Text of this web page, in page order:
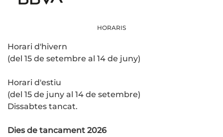
HORARIS
Horari d'hivern
(del 15 de setembre al 14 de juny)
Horari d'estiu
(del 15 de juny al 14 de setembre)
Dissabtes tancat.
Dies de tancament 2026